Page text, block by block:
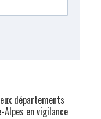
départements
Alpes en vigilance